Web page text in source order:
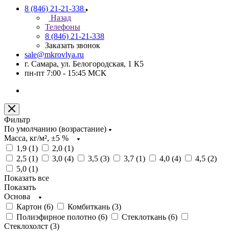
8 (846) 21-21-338
Назад
Телефоны
8 (846) 21-21-338
Заказать звонок
sale@mkrovlya.ru
г. Самара, ул. Белогородская, 1 К5
пн-пт 7:00 - 15:45 МСК
Фильтр
По умолчанию (возрастание)
Масса, кг/м², ±5 %
1,9 (1) 2,0 (1)
2,5 (1) 3,0 (4) 3,5 (3) 3,7 (1) 4,0 (4) 4,5 (2)
5,0 (1)
Показать все
Показать
Основа
Картон (6) Комбиткань (3)
Полиэфирное полотно (6) Стеклоткань (6)
Стеклохолст (3)